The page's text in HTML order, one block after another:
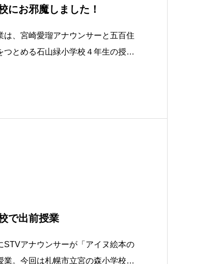
にお邪魔しました！
は、宮崎愛瑠アナウンサーと五百住
とめる石山緑小学校４年生の授業
で出前授業
STVアナウンサーが「アイヌ絵本の
。今回は札幌市立宮の森小学校に